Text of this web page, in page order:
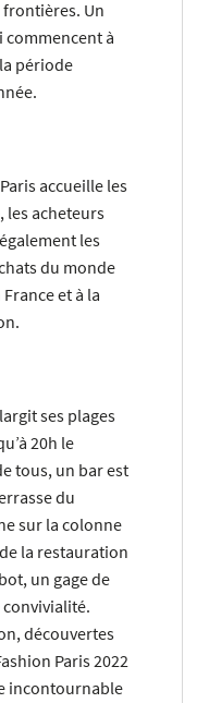
Un
à
période
accueille les
les acheteurs
les
du monde
et à la
ses plages
20h le
tous, un bar est
du
sur la colonne
la restauration
un gage de
découvertes
Paris 2022
incontournable